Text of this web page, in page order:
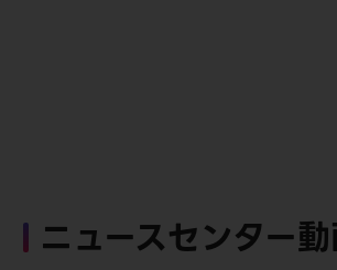
ニュースセンター